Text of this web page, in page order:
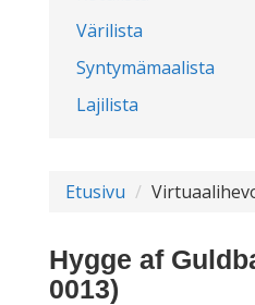
Värilista
Syntymämaalista
Lajilista
Etusivu
Hygge af
0013)